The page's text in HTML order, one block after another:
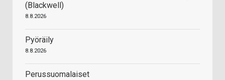
(Blackwell)
8.8.2026
Pyöräily
8.8.2026
Perussuomalaiset